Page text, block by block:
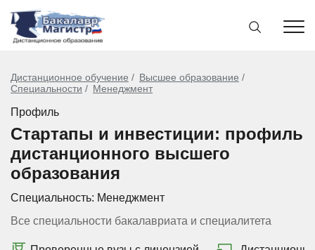
Дистанционное обучение
Высшее образование
Специальности
Менеджмент
Профиль
Стартапы и инвестиции: профиль
дистанционного высшего
образования
Специальность: Менеджмент
Все специальности бакалавриата и специалитета